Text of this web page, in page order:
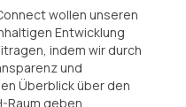
wollen unseren
Entwicklung
indem wir durch
und
Überblick über den
Raum geben.